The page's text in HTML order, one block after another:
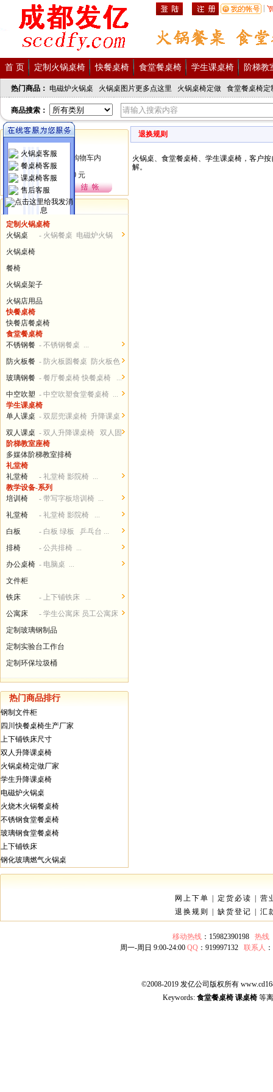
首 页 定制火锅桌椅 快餐桌椅 食堂餐桌椅 学生课桌椅 阶梯教
热门商品： 电磁炉火锅桌 火锅桌图片更多点这里 火锅桌椅定做 食堂餐桌椅定
商品搜索：
购物车
商品分类
定制火锅桌椅
- 火锅餐桌 电磁炉火锅
火锅桌
火锅桌椅
餐椅
火锅桌架子
火锅店用品
快餐桌椅
快餐店餐桌椅
食堂餐桌椅
- 不锈钢餐桌 ...
不锈钢餐
桌椅
- 防火板圆餐桌 防火板色
卡...
防火板餐
桌椅
- 餐厅餐桌椅 快餐桌椅 ...
玻璃钢餐
桌椅
- 中空吹塑食堂餐桌椅 ...
中空吹塑
餐桌椅
学生课桌椅
- 双层兜课桌椅 升降课桌
椅...
单人课桌
椅
- 双人升降课桌椅 双人固
定课桌椅 ...
双人课桌
椅
阶梯教室座椅
多媒体阶梯教室排椅
礼堂椅
- 礼堂椅 影院椅 ...
礼堂椅
教学设备-系列
- 带写字板培训椅 ...
培训椅
- 礼堂椅 影院椅 ...
礼堂椅
- 白板 绿板 乒乓台 ...
白板
- 公共排椅 ...
排椅
- 电脑桌 ...
办公桌椅
文件柜
- 上下铺铁床 ...
铁床
- 学生公寓床 员工公寓床
...
公寓床
定制玻璃钢制品
定制实验台工作台
定制环保垃圾桶
热门商品排行
钢制文件柜
四川快餐桌椅生产厂家
上下铺铁床尺寸
双人升降课桌椅
火锅桌椅定做厂家
学生升降课桌椅
电磁炉火锅桌
火烧木火锅餐桌椅
不锈钢食堂餐桌椅
玻璃钢食堂餐桌椅
上下铺铁床
钢化玻璃燃气火锅桌
退换规则
火锅桌、 食堂餐桌椅、 学生课桌椅，客户
解。
网上下单 定货必读
营
退换规则
缺货登记 汇
移动热线：15982390198 热线
周一-周日 9:00-24:00 QQ：919997132 联系人
©2008-2019 发亿公司版权所有
火锅桌客服
餐桌椅客服
课桌椅客服
售后客服
发亿服务热线
Keywords: 食堂餐桌椅 课桌椅 等